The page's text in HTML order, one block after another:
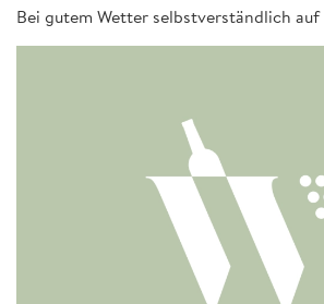
Bei gutem Wetter selbstverständlich auf